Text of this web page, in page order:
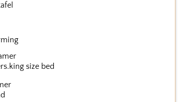
size bed